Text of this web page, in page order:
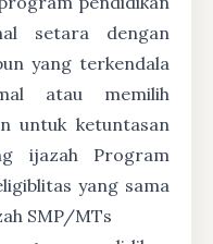
setara dengan
yang terkendala
atau memilih
untuk ketuntasan
ijazah Program
yang sama
SMP/MTs